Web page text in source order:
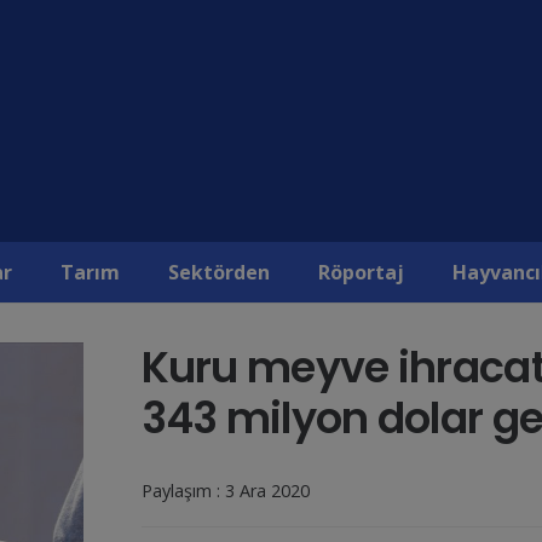
Tarım Sektörden Röportaj
Kuru meyve
343 milyon dolar
Paylaşım : 3 Ara 2020